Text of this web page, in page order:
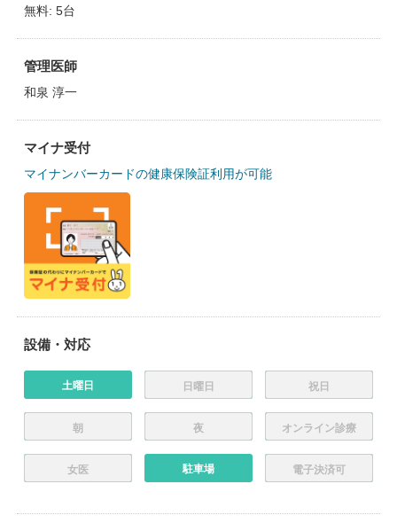
無料: 5台
管理医師
和泉 淳一
マイナ受付
マイナンバーカードの健康保険証利用が可能
設備・対応
土曜日 日曜日 祝日
朝 夜 オンライン診療
女医 駐車場 電子決済可